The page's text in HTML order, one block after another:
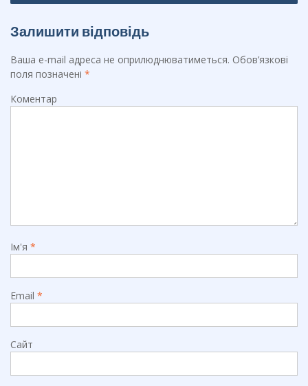
Залишити відповідь
Ваша e-mail адреса не оприлюднюватиметься. Обов’язкові
поля позначені *
Коментар
Ім'я *
Email *
Сайт